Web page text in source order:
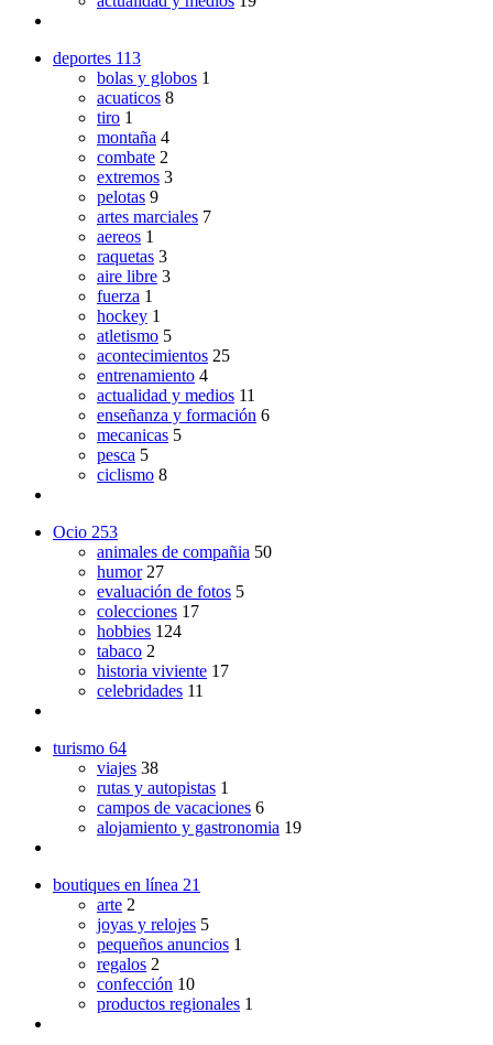
deportes 113
bolas y globos 1
acuaticos 8
tiro 1
montaña 4
combate 2
extremos 3
pelotas 9
artes marciales 7
aereos 1
raquetas 3
aire libre 3
fuerza 1
hockey 1
atletismo 5
acontecimientos 25
entrenamiento 4
actualidad y medios 11
enseñanza y formación 6
mecanicas 5
pesca 5
ciclismo 8
Ocio 253
animales de compañia 50
humor 27
evaluación de fotos 5
colecciones 17
hobbies 124
tabaco 2
historia viviente 17
celebridades 11
turismo 64
viajes 38
rutas y autopistas 1
campos de vacaciones 6
alojamiento y gastronomia 19
boutiques en línea 21
arte 2
joyas y relojes 5
pequeños anuncios 1
regalos 2
confección 10
productos regionales 1